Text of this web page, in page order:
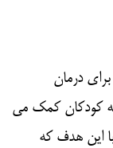
درمان
کودکان کمک می
این هدف که